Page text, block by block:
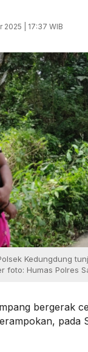
2025 | 17:37 WIB
Kedungdung
foto: Humas Polres
bergerak
pada